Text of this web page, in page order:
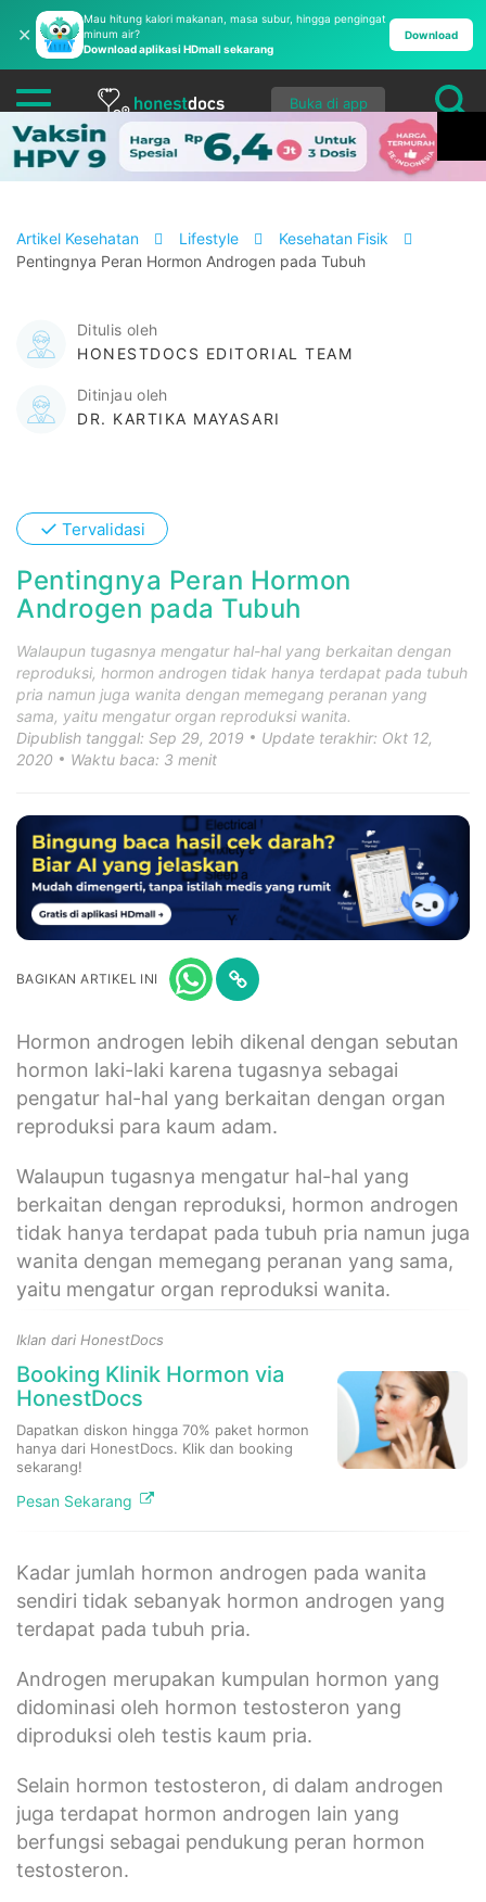
✕
Mau hitung kalori makanan, masa subur, hingga pengingat
minum air?
Download aplikasi HDmall sekarang
Download
Buka di app
Artikel Kesehatan Lifestyle
Kesehatan Fisik
Pentingnya Peran Hormon Androgen pada Tubuh
Ditulis oleh
HONESTDOCS EDITORIAL TEAM
Ditinjau oleh
DR. KARTIKA MAYASARI
✓ Tervalidasi
Pentingnya Peran Hormon
Androgen pada Tubuh
Walaupun tugasnya mengatur hal-hal yang berkaitan dengan
reproduksi, hormon androgen tidak hanya terdapat pada tubuh
pria namun juga wanita dengan memegang peranan yang
sama, yaitu mengatur organ reproduksi wanita.
Dipublish tanggal: Sep 29, 2019
Update terakhir: Okt 12,
2020
Waktu baca: 3 menit
BAGIKAN ARTIKEL INI
Hormon androgen lebih dikenal dengan sebutan
hormon laki-laki karena tugasnya sebagai
pengatur hal-hal yang berkaitan dengan organ
reproduksi para kaum adam.
Walaupun tugasnya mengatur hal-hal yang
berkaitan dengan reproduksi, hormon androgen
tidak hanya terdapat pada tubuh pria namun juga
wanita dengan memegang peranan yang sama,
yaitu mengatur organ reproduksi wanita.
Iklan dari HonestDocs
Booking Klinik Hormon via
HonestDocs
Dapatkan diskon hingga 70% paket hormon
hanya dari HonestDocs. Klik dan booking
sekarang!
Pesan Sekarang
Kadar jumlah hormon androgen pada wanita
sendiri tidak sebanyak hormon androgen yang
terdapat pada tubuh pria.
Androgen merupakan kumpulan hormon yang
didominasi oleh hormon testosteron yang
diproduksi oleh testis kaum pria.
Selain hormon testosteron, di dalam androgen
juga terdapat hormon androgen lain yang
berfungsi sebagai pendukung peran hormon
testosteron.